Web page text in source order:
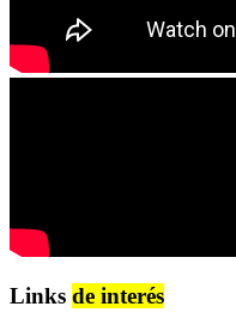
Links de interés